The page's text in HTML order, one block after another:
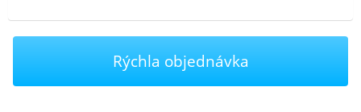
Rýchla objednávka